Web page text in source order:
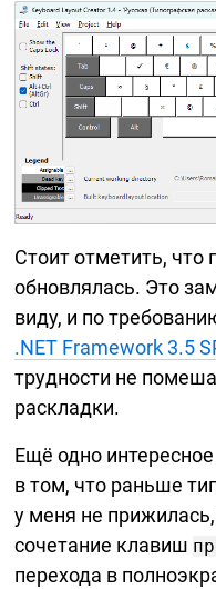
Стоит отметить, что
обновлялась. Это
виду, и по
.NET Framework 3.5
трудности не
раскладки.
Ещё одно
в том, что раньше
у меня не
сочетание клавиш
перехода в